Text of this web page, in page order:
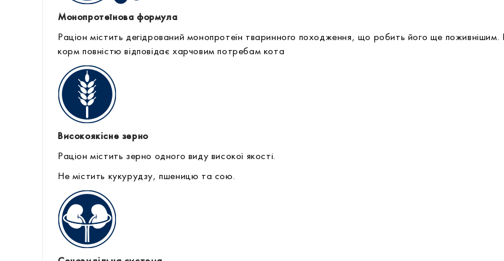
Монопротеїнова формула
Раціон містить дегідрований монопротеїн тваринного походження, що робить його ще
корм повністю відповідає харчовим потребам кота
Високоякісне зерно
Раціон містить зерно одного виду високої якості.
Не містить кукурудзу, пшеницю та сою.